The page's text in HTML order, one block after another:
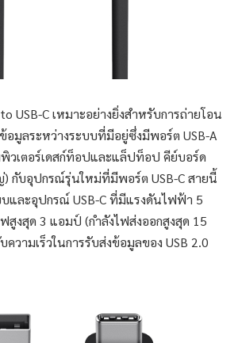
USB-C เหมาะอย่างยิ่งสำหรับการถ่ายโอน
มูลระหว่างระบบที่มีอยู่ซึ่งมีพอร์ต USB-A
เตอร์เดสก์ท็อปและแล็ปท็อป คีย์บอร์ด
) กับอุปกรณ์รุ่นใหม่ที่มีพอร์ต USB-C สายนี้
และอุปกรณ์ USB-C ที่มีแรงดันไฟฟ้า 5
สูงสุด 3 แอมป์ (กำลังไฟส่งออกสูงสุด 15
ความเร็วในการรับส่งข้อมูลของ USB 2.0